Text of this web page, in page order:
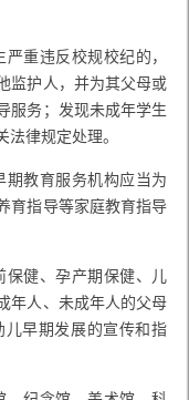
重违反校规校纪的，
监护人，并为其父母或
服务；发现未成年学生
律规定处理。
期教育服务机构应当为
育指导等家庭教育指导
保健、孕产期保健、儿
年人、未成年人的父母
儿早期发展的宣传和指